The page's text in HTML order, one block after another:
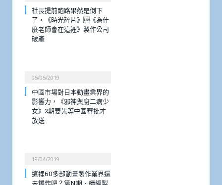
社長提前跑路果然是倒下
了，《時光碎片》《為什
麼老師會在這裡》製作公司
破產
05/05/2019
中國市場對日本動畫業界的
影響力，《邪神與廚二病少
女》2期要先等中國審批才
放送
18/04/2019
這裡60多部動畫製作業界還
未爆炸吧？第N期、續編製